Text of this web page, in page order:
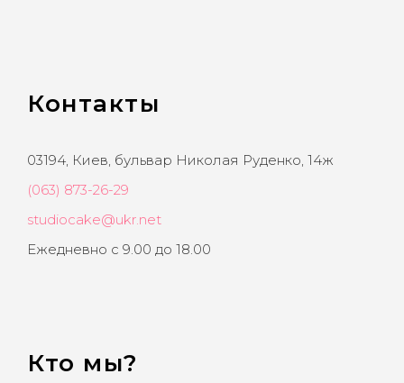
Контакты
03194, Киев, бульвар Николая Руденко, 14ж
(063) 873-26-29
studiocake@ukr.net
Ежедневно с 9.00 до 18.00
Кто мы?